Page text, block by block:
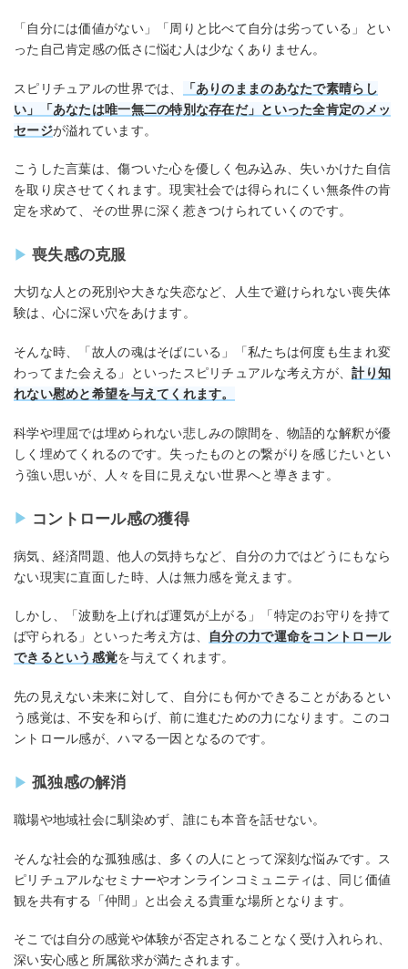
「自分には価値がない」「周りと比べて自分は劣っている」とい
った自己肯定感の低さに悩む人は少なくありません。
スピリチュアルの世界では、
「ありのままのあなたで素晴らし
い」「あなたは唯一無二の特別な存在だ」といった全肯定のメッ
セージが溢れています。
こうした言葉は、傷ついた心を優しく包み込み、失いかけた自信
を取り戻させてくれます。現実社会では得られにくい無条件の肯
定を求めて、その世界に深く惹きつけられていくのです。
喪失感の克服
大切な人との死別や大きな失恋など、人生で避けられない喪失体
験は、心に深い穴をあけます。
そんな時、「故人の魂はそばにいる」「私たちは何度も生まれ変
わってまた会える」といったスピリチュアルな考え方が、計り知
れない慰めと希望を与えてくれます。
科学や理屈では埋められない悲しみの隙間を、物語的な解釈が優
しく埋めてくれるのです。失ったものとの繋がりを感じたいとい
う強い思いが、人々を目に見えない世界へと導きます。
コントロール感の獲得
病気、経済問題、他人の気持ちなど、自分の力ではどうにもなら
ない現実に直面した時、人は無力感を覚えます。
しかし、「波動を上げれば運気が上がる」「特定のお守りを持て
ば守られる」といった考え方は、
自分の力で運命をコントロール
できるという感覚を与えてくれます。
先の見えない未来に対して、自分にも何かできることがあるとい
う感覚は、不安を和らげ、前に進むための力になります。このコ
ントロール感が、ハマる一因となるのです。
孤独感の解消
職場や地域社会に馴染めず、誰にも本音を話せない。
そんな社会的な孤独感は、多くの人にとって深刻な悩みです。ス
ピリチュアルなセミナーやオンラインコミュニティは、同じ価値
観を共有する「仲間」と出会える貴重な場所となります。
そこでは自分の感覚や体験が否定されることなく受け入れられ、
深い安心感と所属欲求が満たされます。